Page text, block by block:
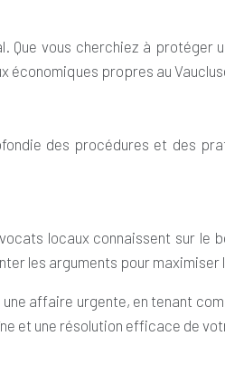
Que vous cherchiez à protéger
économiques propres au
des procédures et des
locaux connaissent sur le
les arguments pour maximiser
affaire urgente, en tenant
et une résolution efficace de